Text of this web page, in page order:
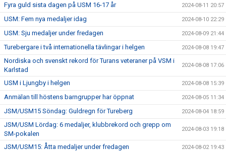
Fyra guld sista dagen på USM 16-17 år 2024-08-11 20:57
USM: Fem nya medaljer idag 2024-08-10 22:29
USM: Sju medaljer under fredagen 2024-08-09 21:44
Turebergare i två internationella tävlingar i helgen 2024-08-08 19:47
Nordiska och svenskt rekord för Turans veteraner på VSM i
Karlstad
2024-08-08 17:06
USM i Ljungby i helgen 2024-08-08 15:39
Anmälan till höstens barngrupper har öppnat 2024-08-05 11:34
JSM/USM15 Söndag: Guldregn för Tureberg 2024-08-04 18:59
JSM/USM Lördag: 6 medaljer, klubbrekord och grepp om
SM-pokalen
2024-08-03 19:18
JSM/USM15: Åtta medaljer under fredagen 2024-08-02 19:43